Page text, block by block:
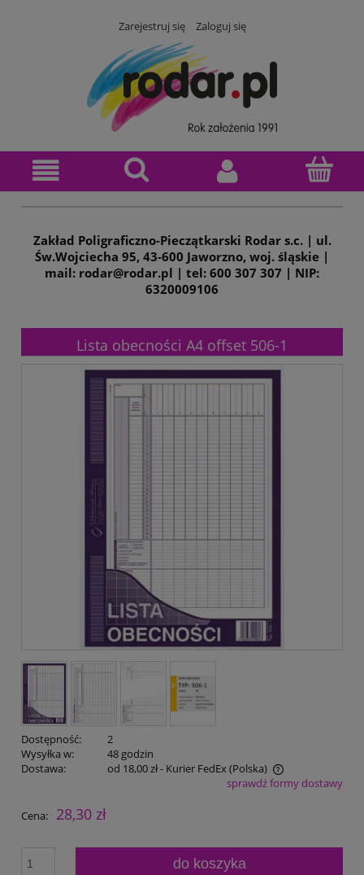
Zarejestruj się Zaloguj się
Zakład Poligraficzno-Pieczątkarski Rodar s.c. | ul.
Św.Wojciecha 95, 43-600 Jaworzno, woj. śląskie |
mail: rodar@rodar.pl | tel: 600 307 307 | NIP:
6320009106
Lista obecności A4 offset 506-1
Dostępność:
2
Wysyłka w:
48 godzin
Dostawa:
od 18,00 zł- Kurier FedEx(Polska)
Cena nie zawiera ewentualnych kosztów płatnościsprawdź formy dostawy
Cena: 28,30 zł
do koszyka